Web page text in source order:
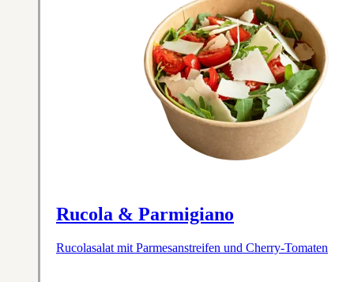
Rucola & Parmigiano
Rucolasalat mit Parmesanstreifen und Cherry-Tomaten